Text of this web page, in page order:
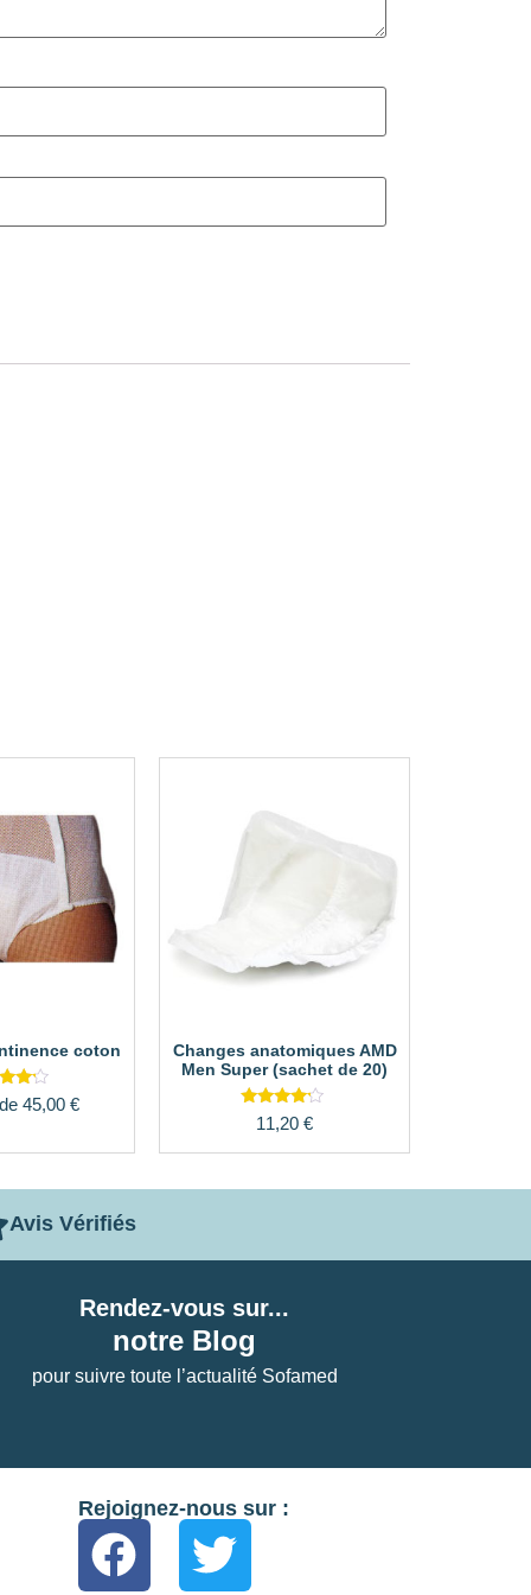
coton
45,00 €
Changes anatomiques AMD
Men Super (sachet de 20)
Note
4.00
sur 5
11,20 €
Avis Vérifiés
Rendez-vous sur...
notre Blog
pour suivre toute l’actualité Sofamed
Rejoignez-nous sur :